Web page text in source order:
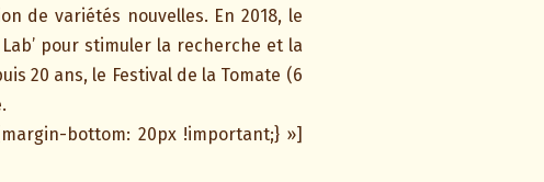
de variétés nouvelles. En 2018, le
pour stimuler la recherche et la
20 ans, le Festival de la Tomate (6
bottom: 20px !important;} »]